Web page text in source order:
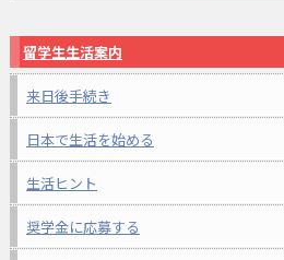
留学生生活案内
来日後手続き
日本で生活を始める
生活ヒント
奨学金に応募する